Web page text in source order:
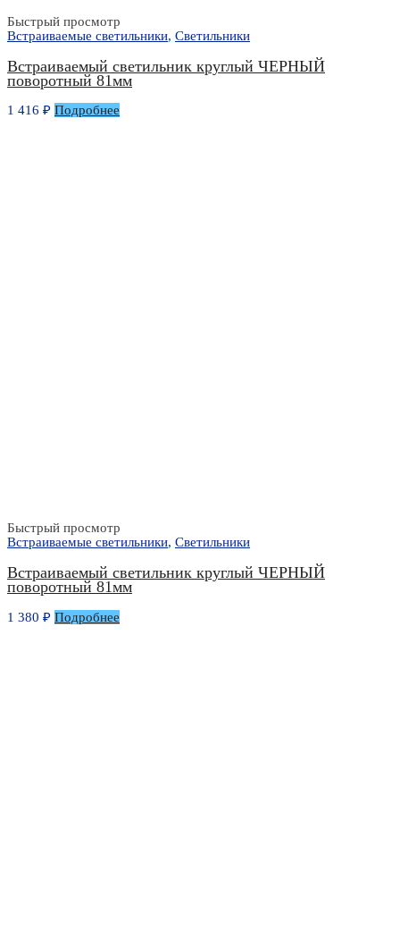
Быстрый просмотр
Встраиваемые светильники, Светильники
Встраиваемый светильник круглый ЧЕРНЫЙ
поворотный 81мм
1 416 ₽ Подробнее
Быстрый просмотр
Встраиваемые светильники, Светильники
Встраиваемый светильник круглый ЧЕРНЫЙ
поворотный 81мм
1 380 ₽ Подробнее